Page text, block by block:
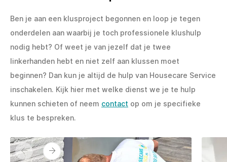
Ben je aan een klusproject begonnen en loop je tegen
onderdelen aan waarbij je toch professionele klushulp
nodig hebt? Of weet je van jezelf dat je twee
linkerhanden hebt en niet zelf aan klussen moet
beginnen? Dan kun je altijd de hulp van Housecare Service
inschakelen. Kijk hier met welke dienst we je te hulp
kunnen schieten of neem contact op om je specifieke
klus te bespreken.
Vorige Volgende